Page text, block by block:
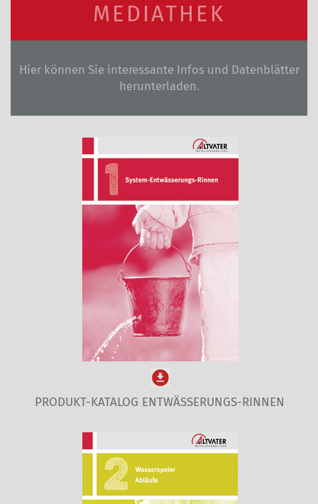
MEDIATHEK
Hier können Sie interessante Infos und Datenblätter
herunterladen.
PRODUKT-KATALOG ENTWÄSSERUNGS-RINNEN